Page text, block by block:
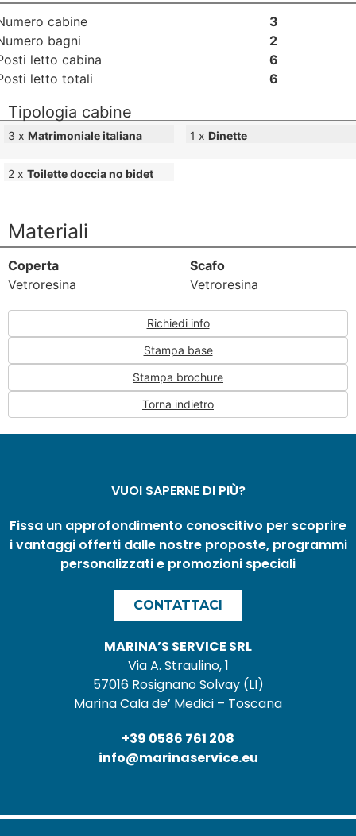
cabine
3
bagni
2
letto cabina
6
letto totali
6
Tipologia cabine
3 x Matrimoniale italiana 1 x Dinette
2 x Toilette doccia no bidet
Materiali
Coperta
Vetroresina
Scafo
Vetroresina
Richiedi info
Stampa base
Stampa brochure
Torna indietro
VUOI SAPERNE DI PIÙ?
Fissa un approfondimento conoscitivo per scoprire
i vantaggi offerti dalle nostre proposte, programmi
personalizzati e promozioni speciali
CONTATTACI
MARINA’S SERVICE SRL
Via A. Straulino, 1
57016 Rosignano Solvay (LI)
Marina Cala de’ Medici – Toscana
+39 0586 761 208
info@marinaservice.eu